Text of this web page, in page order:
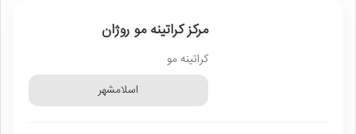
مرکز کراتینه مو روژان
کراتینه مو
اسلامشهر